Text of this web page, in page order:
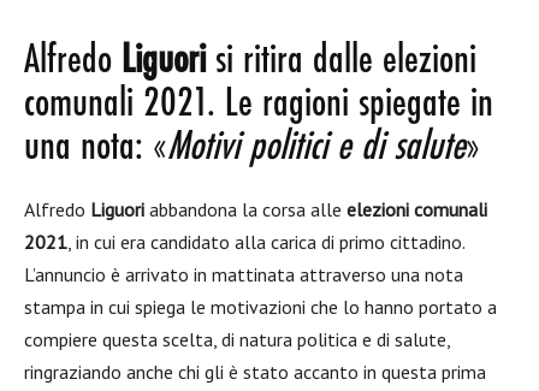
Alfredo Liguorisi ritira dalle elezioni
comunali 2021. Le ragioni spiegate in
una nota: «Motivi politici e di salute»
Alfredo Liguori abbandona la corsa alle elezioni comunali
2021, in cui era candidato alla carica di primo cittadino.
L’annuncio è arrivato in mattinata attraverso una nota
stampa in cui spiega le motivazioni che lo hanno portato a
compiere questa scelta, di natura politica e di salute,
ringraziando anche chi gli è stato accanto in questa prima